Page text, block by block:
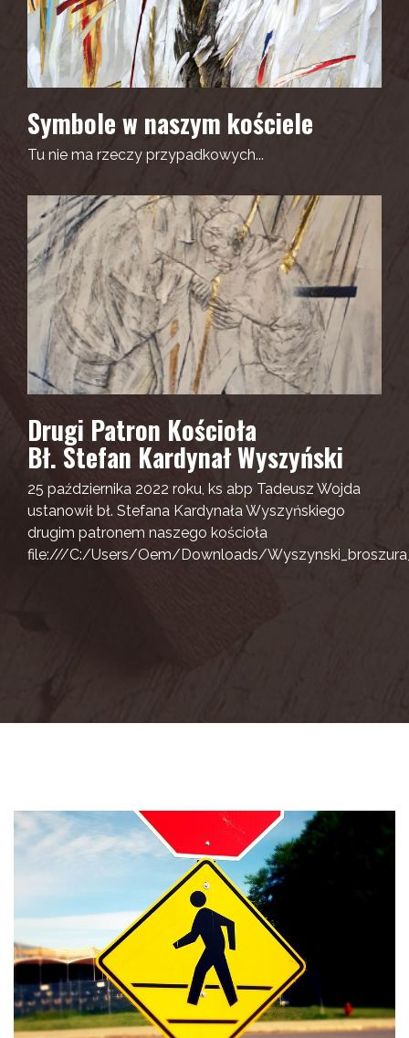
Symbole w naszym kościele
Tu nie ma rzeczy przypadkowych...
Drugi Patron Kościoła
Bł. Stefan Kardynał Wyszyński
25 października 2022 roku, ks abp Tadeusz Wojda
ustanowił bł. Stefana Kardynała Wyszyńskiego
drugim patronem naszego kościoła
file:///C:/Users/Oem/Downloads/